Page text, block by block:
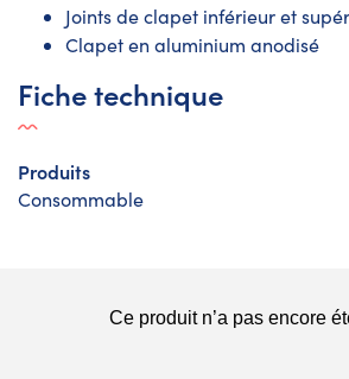
Joints de clapet inférieur et
Clapet en aluminium anodisé
Fiche technique
Produits
Consommable